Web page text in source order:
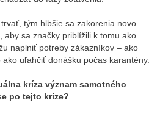
tým hlbšie sa zakorenia novo
aby sa značky priblížili k tomu ako
naplniť potreby zákazníkov – ako
uľahčiť donášku počas karantény.
kríza význam samotného
po tejto kríze?